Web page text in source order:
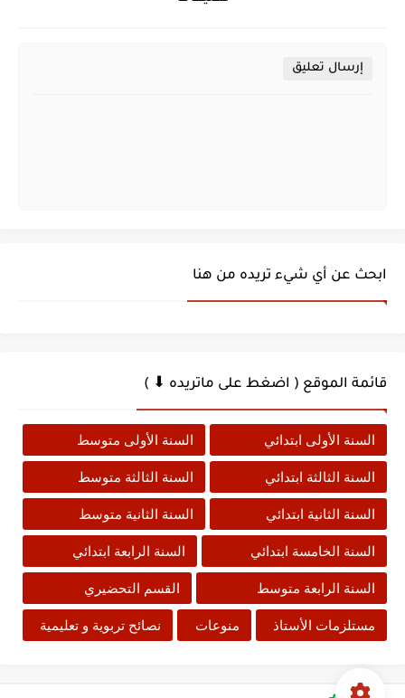
إرسال تعليق
ابحث عن أي شيء تريده من هنا
قائمة الموقع ( اضغط على ماتريده ⬇ )
السنة الأولى ابتدائي السنة الأولى متوسط
السنة الثالثة ابتدائي السنة الثالثة متوسط
السنة الثانية ابتدائي السنة الثانية متوسط
السنة الخامسة ابتدائي السنة الرابعة ابتدائي
السنة الرابعة متوسط القسم التحضيري
مستلزمات الأستاذ منوعات نصائح تربوية و تعليمية